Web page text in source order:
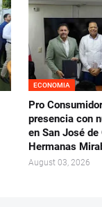
ECONOMIA
Pro
presencia con
en San José de
Hermanas
August 03, 2026